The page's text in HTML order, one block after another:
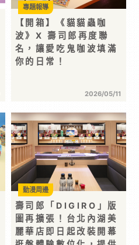
【開箱】《貓貓蟲咖
波》X 壽司郎再度聯
名，讓愛吃鬼咖波填滿
你的日常！
2026/05/11
專題報導
壽司郎「DIGIRO」版
圖再擴張！台北內湖美
麗華店即日起改裝開幕
動漫周邊